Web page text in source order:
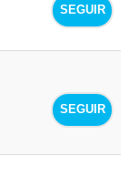
SEGUIR
SEGUIR